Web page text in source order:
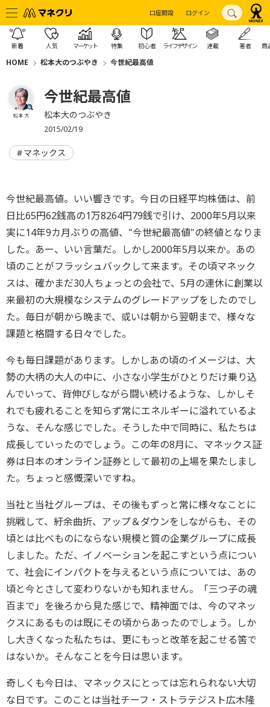
口座開設 ログイン
新着 人気 マーケット 特集 初心者 ライフデザイン 連載 著者 商
HOME 松本大のつぶやき 今世紀最高値
松本 大
今世紀最高値
松本大のつぶやき
2015/02/19
マネックス
今世紀最高値。いい響きです。今日の日経平均株価は、前
日比65円62銭高の1万8264円79銭で引け、2000年5月以来
実に14年9カ月ぶりの高値、"今世紀最高値"の終値となりま
した。あー、いい言葉だ。しかし2000年5月以来か。あの
頃のことがフラッシュバックして来ます。その頃マネック
スは、確かまだ30人ちょっとの会社で、5月の連休に創業以
来最初の大規模なシステムのグレードアップをしたのでし
た。毎日が朝から晩まで、或いは朝から翌朝まで、様々な
課題と格闘する日々でした。
今も毎日課題があります。しかしあの頃のイメージは、大
勢の大柄の大人の中に、小さな小学生がひとりだけ乗り込
んでいって、背伸びしながら闘い続けるような、しかしそ
れでも疲れることを知らず常にエネルギーに溢れているよ
うな、そんな感じでした。そうした中で同時に、私たちは
成長していったのでしょう。この年の8月に、マネックス証
券は日本のオンライン証券として最初の上場を果たしまし
た。ちょっと感慨深いですね。
当社と当社グループは、その後もずっと常に様々なことに
挑戦して、紆余曲折、アップ＆ダウンをしながらも、その
頃とは比べものにならない規模と質の企業グループに成長
しました。ただ、イノベーションを起こすという点につい
て、社会にインパクトを与えるという点については、あの
頃と今とさして変わりないかも知れません。「三つ子の魂
百まで」を後ろから見た感じで、精神面では、今のマネッ
クスにあるものは既にその頃からあったのでしょう。しか
し大きくなった私たちは、更にもっと改革を起こせる筈で
はないか。そんなことを今日は思います。
奇しくも今日は、マネックスにとっては忘れられない大切
な日です。このことは当社チーフ・ストラテジスト広木隆